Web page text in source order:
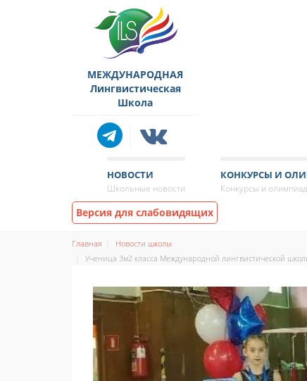
МЕЖДУНАРОДНАЯ
Лингвистическая
Школа
НОВОСТИ
Школьные новости
КОНКУРСЫ И
Конкурсы и
Версия для слабовидящих
Главная
Новости школы
Ученица 3м2 класса Международной лингвистической